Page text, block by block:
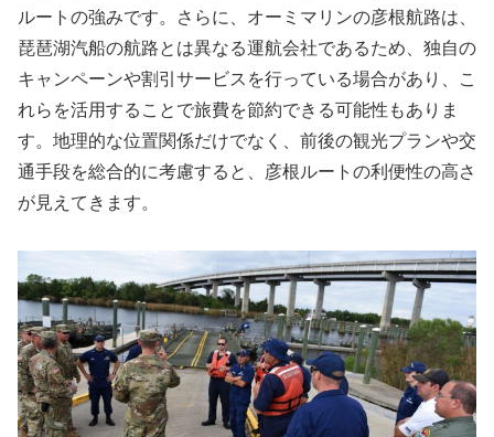
ルートの強みです。さらに、オーミマリンの彦根航路は、
琵琶湖汽船の航路とは異なる運航会社であるため、独自の
キャンペーンや割引サービスを行っている場合があり、こ
れらを活用することで旅費を節約できる可能性もありま
す。地理的な位置関係だけでなく、前後の観光プランや交
通手段を総合的に考慮すると、彦根ルートの利便性の高さ
が見えてきます。